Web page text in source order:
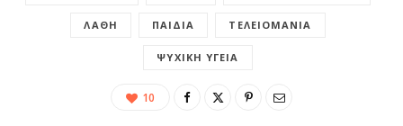
ΛΆΘΗ ΠΑΙΔΙΆ ΤΕΛΕΙΟΜΑΝΊΑ
ΨΥΧΙΚΉ ΥΓΕΊΑ
10